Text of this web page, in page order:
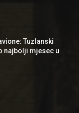
Tuzlanski
najbolji mjesec u